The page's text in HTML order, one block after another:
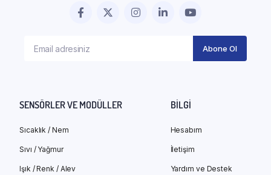
SENSÖRLER VE MODÜLLER
Sıcaklık / Nem
Sıvı / Yağmur
Işık / Renk / Alev
BILGI
Hesabım
İletişim
Yardım ve Destek